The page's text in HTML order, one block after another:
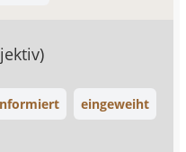
eingeweiht